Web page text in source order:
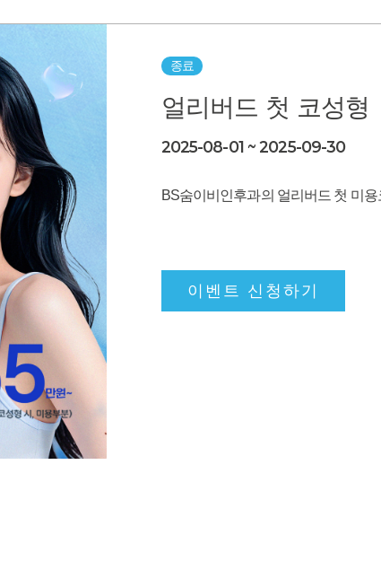
종료
얼리버드 첫 코성형
2025-08-01 ~ 2025-09-30
BS숨이비인후과의 얼리버드 첫 미
이벤트 신청하기